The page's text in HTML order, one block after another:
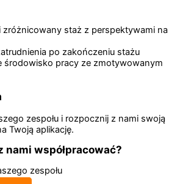
zróżnicowany staż z perspektywami na
po zakończeniu stażu
środowisko pracy ze zmotywowanym
zespołu i rozpocznij z nami swoją
Twoją aplikację.
nami współpracować?
zespołu